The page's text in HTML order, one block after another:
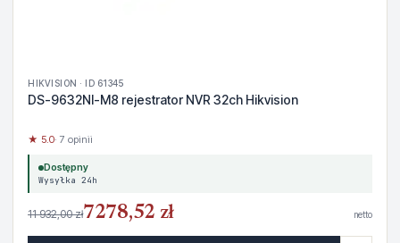
HIKVISION · ID 61345
DS-9632NI-M8 rejestrator NVR 32ch Hikvision
★ 5.0· 7 opinii
Dostępny
Wysyłka 24h
11 932,00 zł7278,52 zł netto